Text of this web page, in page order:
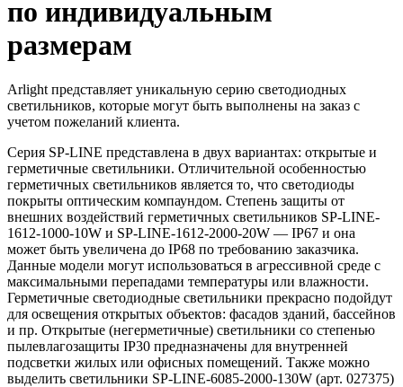
по индивидуальным
размерам
Arlight представляет уникальную серию светодиодных
светильников, которые могут быть выполнены на заказ с
учетом пожеланий клиента.
Серия SP-LINE представлена в двух вариантах: открытые и
герметичные светильники. Отличительной особенностью
герметичных светильников является то, что светодиоды
покрыты оптическим компаундом. Степень защиты от
внешних воздействий герметичных светильников SP-LINE-
1612-1000-10W и SP-LINE-1612-2000-20W — IP67 и она
может быть увеличена до IP68 по требованию заказчика.
Данные модели могут использоваться в агрессивной среде с
максимальными перепадами температуры или влажности.
Герметичные светодиодные светильники прекрасно подойдут
для освещения открытых объектов: фасадов зданий, бассейнов
и пр. Открытые (негерметичные) светильники со степенью
пылевлагозащиты IP30 предназначены для внутренней
подсветки жилых или офисных помещений. Также можно
выделить светильники SP-LINE-6085-2000-130W (арт. 027375)